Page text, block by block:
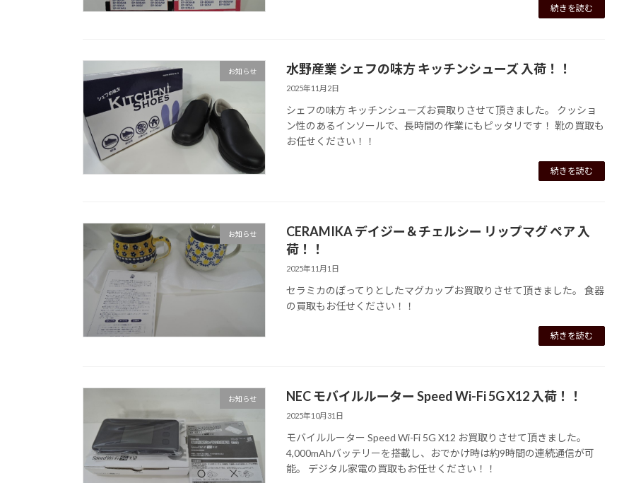
続きを読む
お知らせ 水野産業 シェフの味方 キッチンシューズ 入荷！！
2025年11月2日
シェフの味方 キッチンシューズお買取りさせて頂きました。 クッショ
ン性のあるインソールで、長時間の作業にもピッタリです！ 靴の買取も
お任せください！！
続きを読む
お知らせ
CERAMIKA デイジー＆チェルシー リップマグ ペア 入
荷！！
2025年11月1日
セラミカのぽってりとしたマグカップお買取りさせて頂きました。 食器
の買取もお任せください！！
続きを読む
お知らせ NEC モバイルルーター Speed Wi-Fi 5G X12 入荷！！
2025年10月31日
モバイルルーター Speed Wi-Fi 5G X12 お買取りさせて頂きました。
4,000mAhバッテリーを搭載し、おでかけ時は約9時間の連続通信が可
能。 デジタル家電の買取もお任せください！！